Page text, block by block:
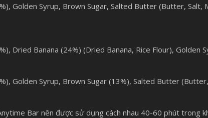
Golden Syrup, Brown Sugar, Salted Butter (Butter,
Dried Banana (24%) (Dried Banana, Rice Flour),
Golden Syrup, Brown Sugar (13%), Salted Butter
Bar nên được sử dụng cách nhau 40-60 phút trong